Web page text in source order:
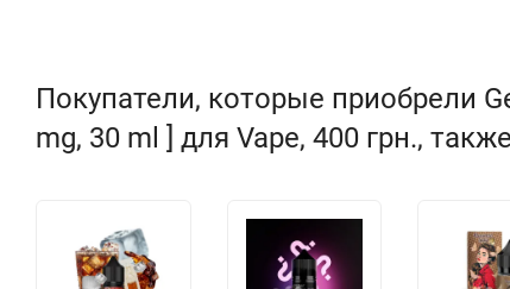
Покупатели, которые приобрели
mg, 30 ml ] для Vape, 400 грн.,